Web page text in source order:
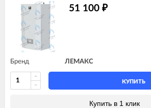
51 100 ₽
Бренд ЛЕМАКС
КУПИТЬ
Купить в 1 клик